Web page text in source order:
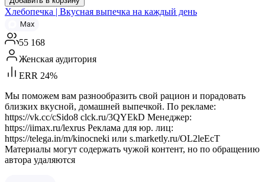
Хлебопечка | Вкусная выпечка на каждый день
Max
55 168
Женская аудитория
ERR 24%
Мы поможем вам разнообразить свой рацион и порадовать
близких вкусной, домашней выпечкой. По рекламе:
https://vk.cc/cSido8 clck.ru/3QYEkD Менеджер:
https://iimax.ru/lexrus Реклама для юр. лиц:
https://telega.in/m/kinocneki или s.marketly.ru/OL2leEcT
Материалы могут содержать чужой контент, но по обращению
автора удаляются